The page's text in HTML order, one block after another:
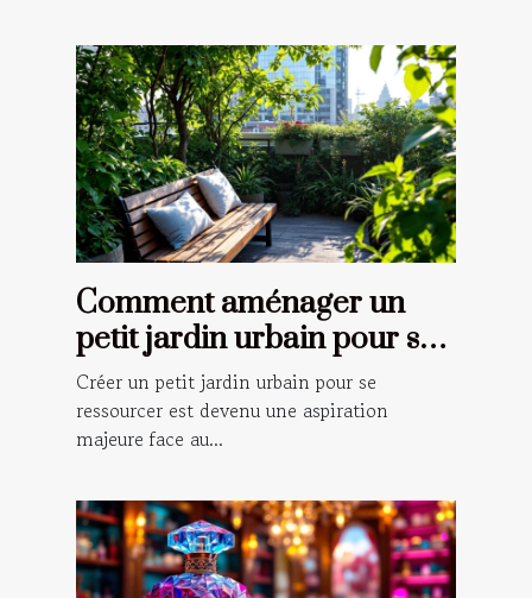
Comment aménager un
petit jardin urbain pour se
ressourcer ?
Créer un petit jardin urbain pour se
ressourcer est devenu une aspiration
majeure face au...